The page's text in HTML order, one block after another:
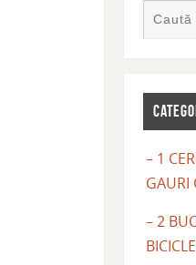
– 1
GAURI
– 2